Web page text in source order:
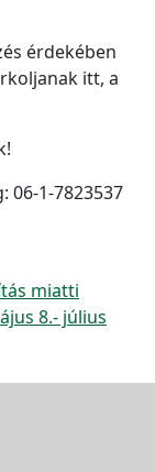
érdekében
itt, a
06-1-7823537
miatti
8.- július